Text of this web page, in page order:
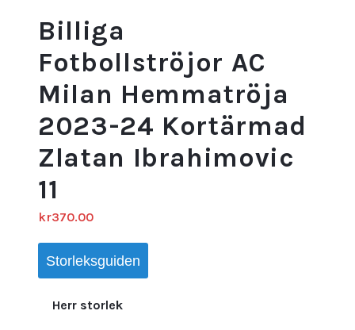
Billiga
Fotbollströjor AC
Milan Hemmatröja
2023-24 Kortärmad
Zlatan Ibrahimovic
11
kr370.00
Storleksguiden
Herr storlek